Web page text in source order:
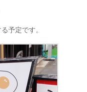
予定です。